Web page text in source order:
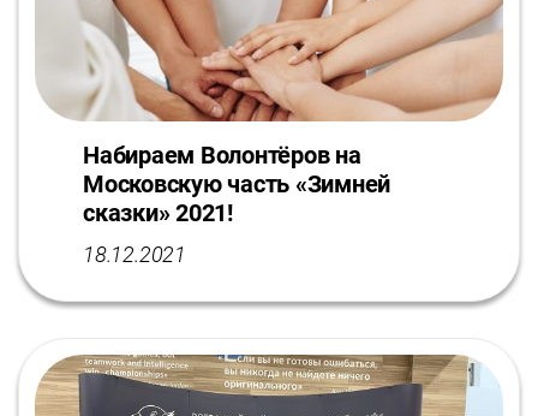
Набираем Волонтёров на
Московскую часть «Зимней
сказки» 2021!
18.12.2021